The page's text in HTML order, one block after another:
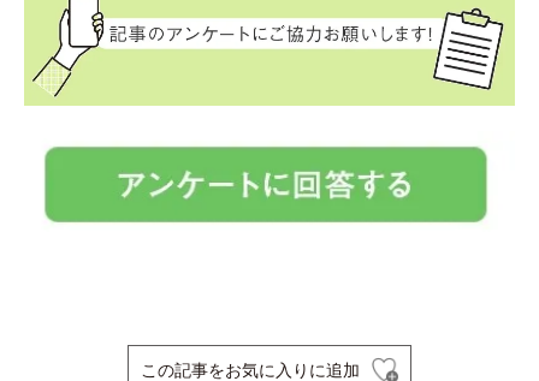
この記事をお気に入りに追加